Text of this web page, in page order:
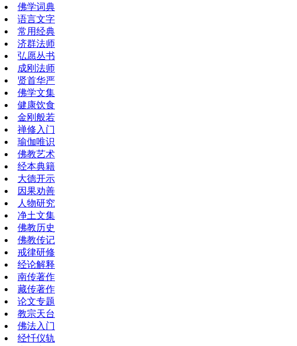
佛学词典
语言文字
常用经典
济群法师
弘愿丛书
成刚法师
贤首华严
佛学文集
健康饮食
金刚般若
禅修入门
瑜伽唯识
佛教艺术
经本典籍
大德开示
因果劝善
人物研究
净土文集
佛教历史
佛教传记
戒律研修
经论解释
南传著作
藏传著作
论文专题
教宗天台
佛法入门
经忏仪轨